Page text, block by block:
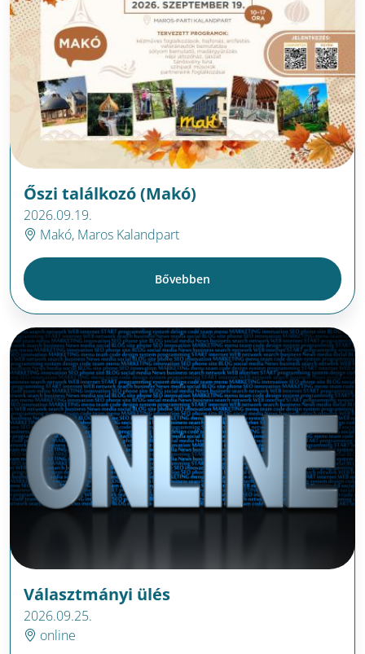
Őszi találkozó (Makó)
2026.09.19.
Makó, Maros Kalandpart
Bővebben
Választmányi ülés
2026.09.25.
online